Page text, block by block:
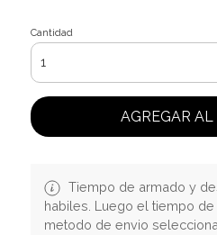
Cantidad
AGREGAR
Tiempo de armado y
habiles. Luego el tiempo
metodo de envio